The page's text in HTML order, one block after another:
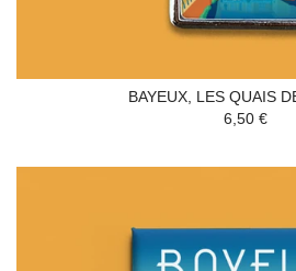
BAYEUX, LES QUAIS
6,50 €